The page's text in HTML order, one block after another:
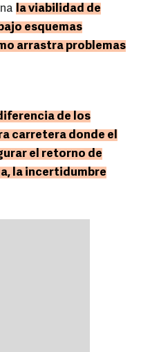
la viabilidad de
esquemas
arrastra problemas
de los
carretera donde el
el retorno de
la incertidumbre